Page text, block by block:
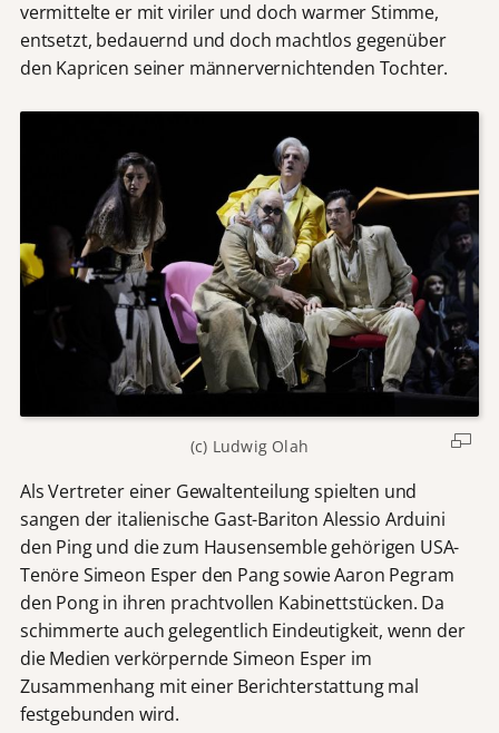
vermittelte er mit viriler und doch warmer Stimme,
entsetzt, bedauernd und doch machtlos gegenüber
den Kapricen seiner männervernichtenden Tochter.
(c) Ludwig Olah
Als Vertreter einer Gewaltenteilung spielten und
sangen der italienische Gast-Bariton Alessio Arduini
den Ping und die zum Hausensemble gehörigen USA-
Tenöre Simeon Esper den Pang sowie Aaron Pegram
den Pong in ihren prachtvollen Kabinettstücken. Da
schimmerte auch gelegentlich Eindeutigkeit, wenn der
die Medien verkörpernde Simeon Esper im
Zusammenhang mit einer Berichterstattung mal
festgebunden wird.